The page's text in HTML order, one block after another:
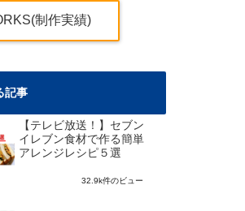
制作実績)
記事
【テレビ放送！】セブン
イレブン食材で作る簡単
アレンジレシピ５選
32.9k件のビュー